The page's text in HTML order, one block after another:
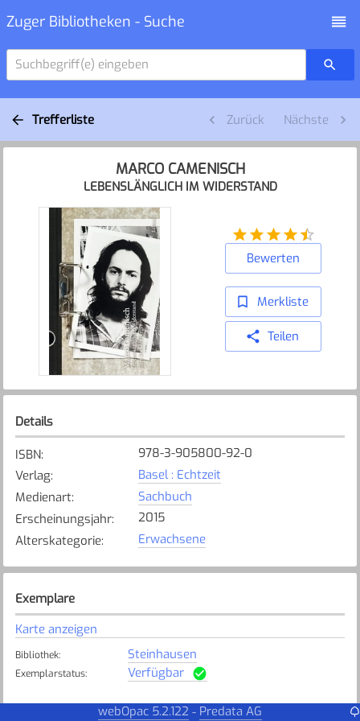
Zuger Bibliotheken - Suche
Suchbegriff(e) eingeben
Trefferliste Zurück Nächste
MARCO CAMENISCH
LEBENSLÄNGLICH IM WIDERSTAND
Bewerten
Merkliste
Teilen
Details
ISBN:
978-3-905800-92-0
Verlag:
Basel : Echtzeit
Medienart:
Sachbuch
Erscheinungsjahr:
2015
Alterskategorie: Erwachsene
Exemplare
Karte anzeigen
Bibliothek: Steinhausen
Exemplarstatus: Verfügbar
webOpac 5.2.122 - Predata AG